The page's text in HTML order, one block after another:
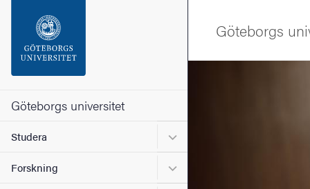
Sidfoten
Om webbplatsen
Göteborgs universitet
Studera Undermeny för Studera
Forskning Undermeny för Forskning
Göteborgs
Bild